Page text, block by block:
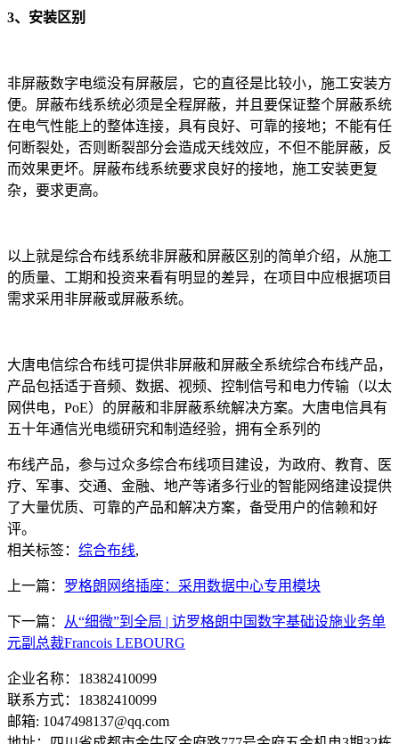
3、安装区别
非屏蔽数字电缆没有屏蔽层，它的直径是比较小，施工安装方
便。屏蔽布线系统必须是全程屏蔽，并且要保证整个屏蔽系统
在电气性能上的整体连接，具有良好、可靠的接地；不能有任
何断裂处，否则断裂部分会造成天线效应，不但不能屏蔽，反
而效果更坏。屏蔽布线系统要求良好的接地，施工安装更复
杂，要求更高。
以上就是综合布线系统非屏蔽和屏蔽区别的简单介绍，从施工
的质量、工期和投资来看有明显的差异，在项目中应根据项目
需求采用非屏蔽或屏蔽系统。
大唐电信综合布线可提供非屏蔽和屏蔽全系统综合布线产品，
产品包括适于音频、数据、视频、控制信号和电力传输（以太
网供电，PoE）的屏蔽和非屏蔽系统解决方案。大唐电信具有
五十年通信光电缆研究和制造经验，拥有全系列的
布线产品，参与过众多综合布线项目建设，为政府、教育、医
疗、军事、交通、金融、地产等诸多行业的智能网络建设提供
了大量优质、可靠的产品和解决方案，备受用户的信赖和好
评。
相关标签： 综合布线,
上一篇： 罗格朗网络插座：采用数据中心专用模块
下一篇：
从“细微”到全局 | 访罗格朗中国数字基础设施业务单
元副总裁Francois LEBOURG
企业名称：18382410099
联系方式：18382410099
邮箱: 1047498137@qq.com